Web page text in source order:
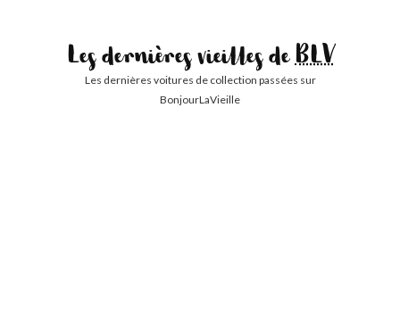
Les dernières vieilles deBLV
Les dernières voitures de collection passées sur
BonjourLaVieille